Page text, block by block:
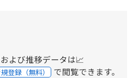
よび推移データは📈
登録（無料） で閲覧できます。